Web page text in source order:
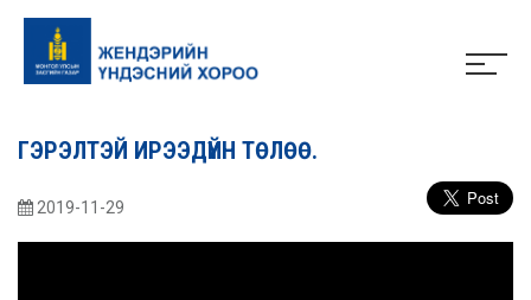
ГЭРЭЛТЭЙ ИРЭЭДҮЙН ТӨЛӨӨ.
2019-11-29